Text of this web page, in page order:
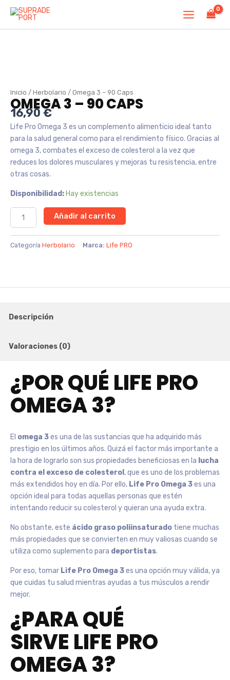
contenido
Inicio / Herbolario / Omega 3 – 90 Caps
OMEGA 3 – 90 CAPS
16,90 €
Life Pro Omega 3 es un complemento alimenticio ideal tanto
para la salud general como para el rendimiento físico. Gracias al
omega 3, combates el exceso de colesterol a la vez que
reduces los dolores musculares y mejoras tu resistencia, entre
otras cosas.
Disponibilidad: Hay existencias
Omega
90
Añadir al carrito
Categoría Herbolario Marca: Life PRO
Descripción
Valoraciones (0)
¿POR QUÉ LIFE PRO
OMEGA 3?
El omega 3es una de las sustancias que ha adquirido más
prestigio en los últimos años. Quizá el factor más importante a
la hora de lograrlo son sus propiedades beneficiosas en la lucha
contra el exceso de colesterol , que es uno de los problemas
más extendidos hoy en día. Por ello, Life Pro Omega 3es una
opción ideal para todas aquellas personas que estén
intentando reducir su colesterol y quieran una ayuda extra.
No obstante, este ácido graso poliinsaturado tiene muchas
más propiedades que se convierten en muy valiosas cuando se
utiliza como suplemento para deportistas.
Por eso, tomar Life Pro Omega 3es una opción muy válida, ya
que cuidas tu salud mientras ayudas a tus músculos a rendir
mejor.
¿PARA QUÉ
SIRVE LIFE PRO
OMEGA 3?